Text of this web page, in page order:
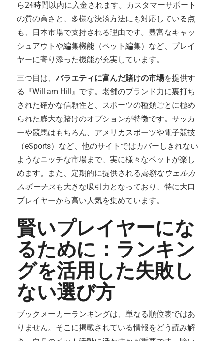
ら24時間以内に入金されます。カスタマーサポート
の質の高さと、多様な決済方法にも対応している点
も、日本市場で支持される理由です。豊富なキャッ
シュアウトや編集機能（ベット編集）など、プレイ
ヤーに寄り添った機能が充実しています。
三つ目は、バラエティに富んだ賭けの市場を提供す
る『William Hill』です。老舗のブランド力に裏打ち
された確かな信頼性と、スポーツの種類ごとに極め
られた膨大な賭けのオプションが特徴です。サッカ
ーや競馬はもちろん、アメリカスポーツや電子競技
（eSports）など、他のサイトではカバーしきれない
ようなニッチな市場まで、実に様々なベットが楽し
めます。また、定期的に提供される高額なウェルカ
ムボーナス も大きな吸引力となっており、特に大口
プレイヤーから高い人気を集めています。
賢いプレイヤーにな
るために：ランキン
グを活用した失敗し
ない選び方
ブックメーカーランキングは、単なる順位表ではあ
りません。そこに掲載されている情報をどう読み解